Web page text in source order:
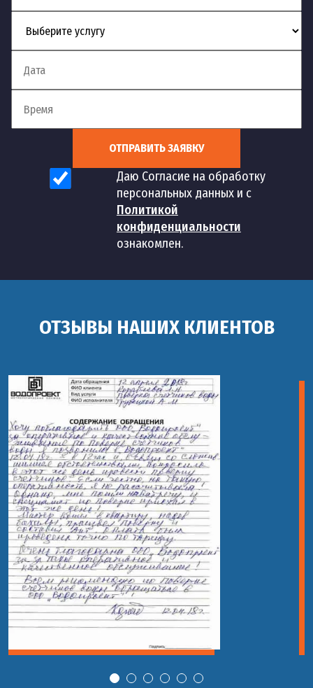
ОТПРАВИТЬ ЗАЯВКУ
Даю Согласие на обработку
персональных данных и с
Политикой
конфиденциальности
ознакомлен.
ОТЗЫВЫ НАШИХ КЛИЕНТОВ